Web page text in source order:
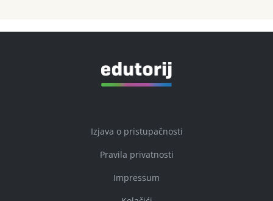
Izjava o pristupačnosti
Pravila privatnosti
Impressum